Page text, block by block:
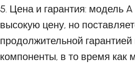
5. Цена и гарантия: модель
высокую цену, но
продолжительной гарантией
компоненты, в то время как